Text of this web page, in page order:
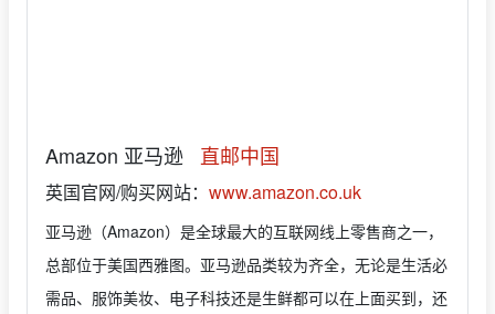
Amazon 亚马逊 直邮中国
英国官网/购买网站： www.amazon.co.uk
亚马逊（Amazon）是全球最大的互联网线上零售商之一，
总部位于美国西雅图。亚马逊品类较为齐全，无论是生活必
需品、服饰美妆、电子科技还是生鲜都可以在上面买到，还